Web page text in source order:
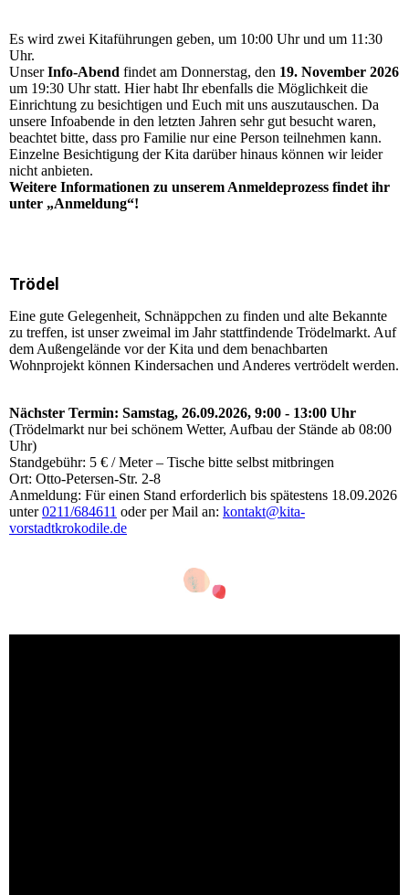
Es wird zwei Kitaführungen geben, um 10:00 Uhr und um 11:30
Uhr.
UnserInfo-Abend findet am Donnerstag, den 19. November 2026
um 19:30 Uhr statt. Hier habt Ihr ebenfalls die Möglichkeit die
Einrichtung zu besichtigen und Euch mit uns auszutauschen. Da
unsere Infoabende in den letzten Jahren sehr gut besucht waren,
beachtet bitte, dass pro Familie nur eine Person teilnehmen kann.
Einzelne Besichtigung der Kita darüber hinaus können wir leider
nicht anbieten.
Weitere Informationen zu unserem Anmeldeprozess findet ihr
unter „Anmeldung“!
Trödel
Eine gute Gelegenheit, Schnäppchen zu finden und alte Bekannte
zu treffen, ist unser zweimal im Jahr stattfindende Trödelmarkt. Auf
dem Außengelände vor der Kita und dem benachbarten
Wohnprojekt können Kindersachen und Anderes vertrödelt werden.
Nächster Termin: Samstag, 26.09.2026, 9:00 - 13:00 Uhr
(Trödelmarkt nur bei schönem Wetter, Aufbau der Stände ab 08:00
Uhr)
Standgebühr: 5 € / Meter – Tische bitte selbst mitbringen
Ort: Otto-Petersen-Str. 2-8
Anmeldung: Für einen Stand erforderlich bis spätestens 18.09.2026
unter0211/684611 oder per Mail an: kontakt@kita-
vorstadtkrokodile.de